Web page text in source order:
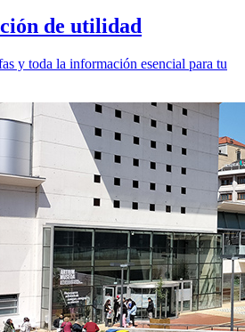
de utilidad
y toda la información esencial para tu